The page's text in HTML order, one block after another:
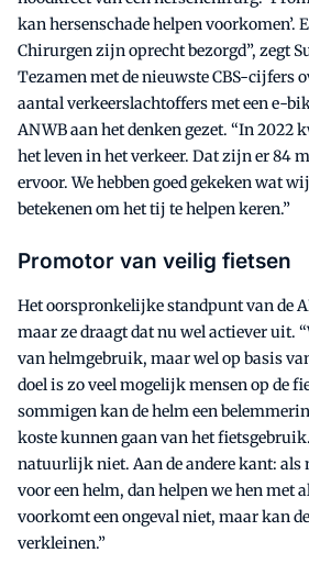
kan hersenschade helpen voorkomen’.
Chirurgen zijn oprecht bezorgd”, zegt
Tezamen met de nieuwste CBS-cijfers
aantal verkeerslachtoffers met een e-
ANWB aan het denken gezet. “In 2022
het leven in het verkeer. Dat zijn er 84
ervoor. We hebben goed gekeken wat
betekenen om het tij te helpen keren.”
Promotor van veilig fietsen
Het oorspronkelijke standpunt van de
maar ze draagt dat nu wel actiever uit.
van helmgebruik, maar wel op basis
doel is zo veel mogelijk mensen op de
sommigen kan de helm een
koste kunnen gaan van het
natuurlijk niet. Aan de andere kant: als
voor een helm, dan helpen we hen met
voorkomt een ongeval niet, maar kan
verkleinen.”